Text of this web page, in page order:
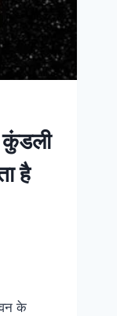
कुंडली
है
के